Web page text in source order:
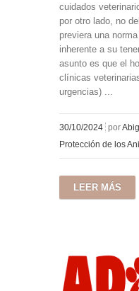
cuidados
por otro lado, no
previera una
inherente a su
asunto es que el
clínicas
urgencias) ...
30/10/2024 por
Protección de los
LEER MÁS